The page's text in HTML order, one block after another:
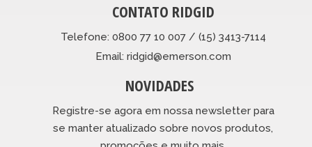
CONTATO RIDGID
Telefone: 0800 77 10 007 / (15) 3413-7114
Email: ridgid@emerson.com
NOVIDADES
Registre-se agora em nossa newsletter para
se manter atualizado sobre novos produtos,